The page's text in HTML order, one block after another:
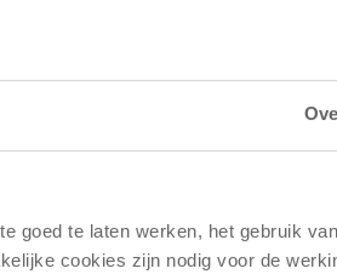
goed te laten werken, het gebruik
cookies zijn nodig voor de